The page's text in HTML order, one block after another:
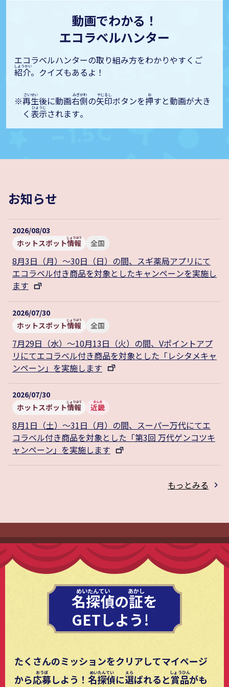
動画でわかる！
エコラベルハンター
エコラベルハンターの取り組み方をわかりやすくご
紹介。クイズもあるよ！
再生後に動画右側の矢印ボタンを押すと動画が大き
く 表示されます。
もっとみる
お知らせ
2026/08/03
ホットスポット情報 全国
8月3日（月）～30日（日）の間、スギ薬局アプリにて
エコラベル付き商品を対象としたキャンペーンを実施し
ます
2026/07/30
ホットスポット情報 全国
7月29日（水）～10月13日（火）の間、Vポイントアプ
リにてエコラベル付き商品を対象とした「レシタメキャ
ンペーン」を実施します
2026/07/30
ホットスポット情報 近畿
8月1日（土）～31日（月）の間、スーパー万代にてエ
コラベル付き商品を対象とした「第3回 万代ゲンコツキ
ャンペーン」を実施します
名探偵の証を
GETしよう!
たくさんのミッションをクリアしてマイページ
から応募しよう！ 名探偵に選ばれると賞品がも